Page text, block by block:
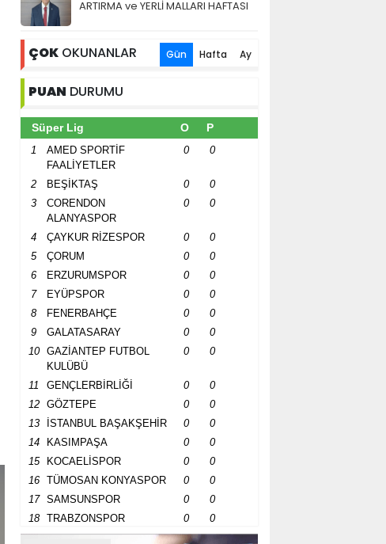
ARTIRMA ve YERLİ MALLARI HAFTASI
ÇOK OKUNANLAR Gün Hafta Ay
PUAN DURUMU
Süper Lig O P
1
AMED SPORTİF
FAALİYETLER
0 0
2 BEŞİKTAŞ 0
0
3
CORENDON
ALANYASPOR
0 0
4 ÇAYKUR RİZESPOR 0
0
5
ÇORUM 0
0
6
ERZURUMSPOR 0
0
7
EYÜPSPOR 0
0
8
FENERBAHÇE 0
0
9
GALATASARAY 0
0
10
GAZİANTEP FUTBOL
KULÜBÜ
0 0
11 GENÇLERBİRLİĞİ 0
0
12
GÖZTEPE 0
0
13
İSTANBUL BAŞAKŞEHİR 0
0
14
KASIMPAŞA 0
0
15
KOCAELİSPOR 0
0
16
TÜMOSAN KONYASPOR 0
0
17
SAMSUNSPOR 0
0
18
TRABZONSPOR 0 0